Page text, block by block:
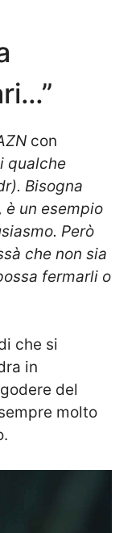
con
qualche
Bisogna
un esempio
Però
che non sia
fermarli o
che si
in
del
molto